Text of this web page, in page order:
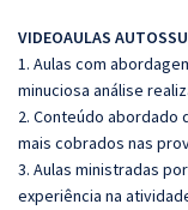
VIDEOAULAS
1. Aulas com
minuciosa análise
2. Conteúdo
mais cobrados nas
3. Aulas ministradas
experiência na